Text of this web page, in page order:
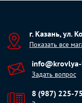
г. Казань, ул.
Показать все
Задать вопрос
8 (987) 225-